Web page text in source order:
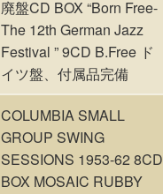
廃盤CD BOX “Born Free-
The 12th German Jazz
Festival ” 9CD B.Free ド
イツ盤、付属品完備
COLUMBIA SMALL
GROUP SWING
SESSIONS 1953-62 8CD
BOX MOSAIC RUBBY